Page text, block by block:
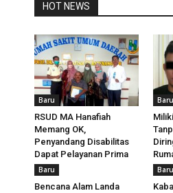
HOT NEWS
Baru
RSUD MA Hanafiah
Memang OK,
Penyandang Disabilitas
Dapat Pelayanan Prima
Baru
Baru
Bencana Alam Landa
Baru